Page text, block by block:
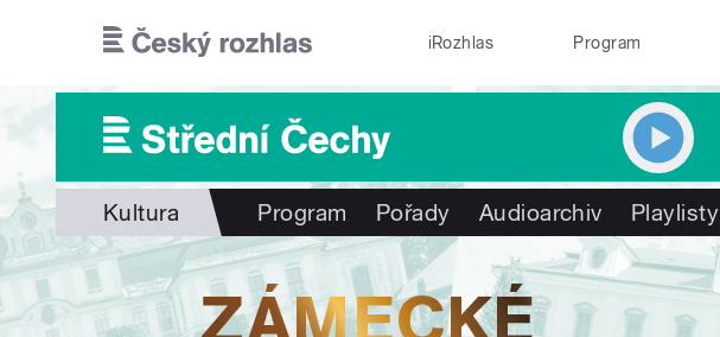
iRozhlas Program
Kultura Program Pořady Audioarchiv Playlisty